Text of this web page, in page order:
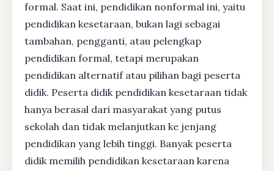
formal. Saat ini, pendidikan nonformal ini, yaitu
pendidikan kesetaraan, bukan lagi sebagai
tambahan, pengganti, atau pelengkap
pendidikan formal, tetapi merupakan
pendidikan alternatif atau pilihan bagi peserta
didik. Peserta didik pendidikan kesetaraan tidak
hanya berasal dari masyarakat yang putus
sekolah dan tidak melanjutkan ke jenjang
pendidikan yang lebih tinggi. Banyak peserta
didik memilih pendidikan kesetaraan karena